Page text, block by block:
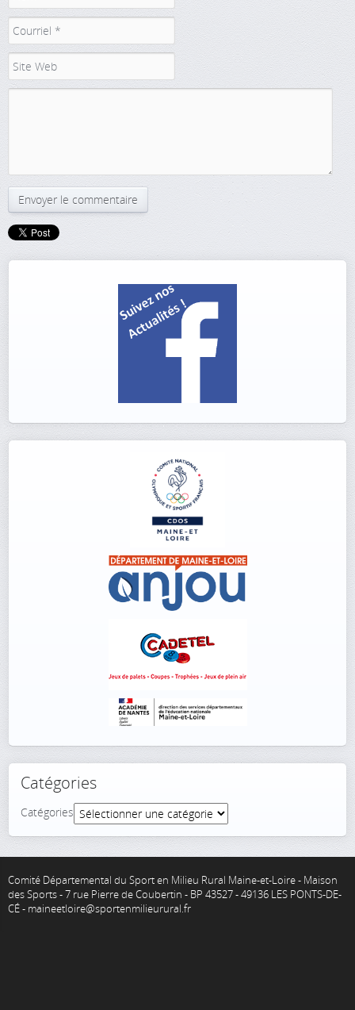
Catégories
Catégories
Comité Départemental du Sport en Milieu Rural Maine-et-Loire - Maison
des Sports - 7 rue Pierre de Coubertin - BP 43527 - 49136 LES PONTS-DE-
CÉ - maineetloire@sportenmilieurural.fr